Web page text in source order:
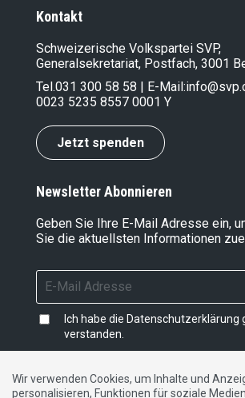
Kontakt
Schweizerische Volkspartei SVP,
Generalsekretariat, Postfach, 3001
Tel.031 300 58 58 | E-Mail:
0023 5235 8557 0001 Y
Jetzt spenden
Newsletter Abonnieren
Geben Sie Ihre E-Mail Adresse ein,
Sie die aktuellsten Informationen
Ich habe die Datenschutzerklärung
verstanden.
Wir verwenden Cookies, um Inhalte und
personalisieren, Funktionen für soziale